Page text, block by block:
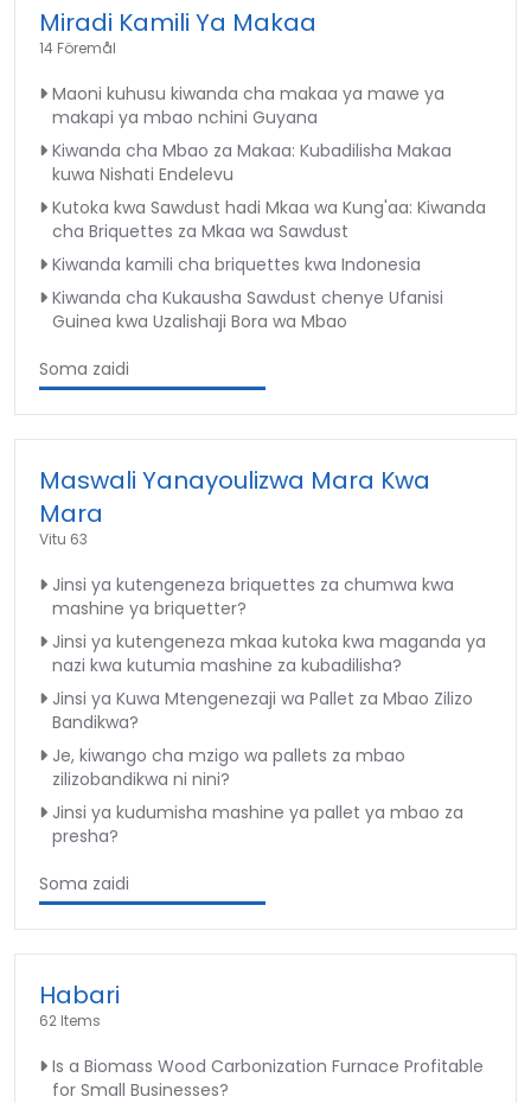
Miradi Kamili Ya Makaa
14 Föremål
Maoni kuhusu kiwanda cha makaa ya mawe ya
makapi ya mbao nchini Guyana
Kiwanda cha Mbao za Makaa: Kubadilisha Makaa
kuwa Nishati Endelevu
Kutoka kwa Sawdust hadi Mkaa wa Kung'aa: Kiwanda
cha Briquettes za Mkaa wa Sawdust
Kiwanda kamili cha briquettes kwa Indonesia
Kiwanda cha Kukausha Sawdust chenye Ufanisi
Guinea kwa Uzalishaji Bora wa Mbao
Soma zaidi
Maswali Yanayoulizwa Mara Kwa
Mara
Vitu 63
Jinsi ya kutengeneza briquettes za chumwa kwa
mashine ya briquetter?
Jinsi ya kutengeneza mkaa kutoka kwa maganda ya
nazi kwa kutumia mashine za kubadilisha?
Jinsi ya Kuwa Mtengenezaji wa Pallet za Mbao Zilizo
Bandikwa?
Je, kiwango cha mzigo wa pallets za mbao
zilizobandikwa ni nini?
Jinsi ya kudumisha mashine ya pallet ya mbao za
presha?
Soma zaidi
Habari
62 Items
Is a Biomass Wood Carbonization Furnace Profitable
for Small Businesses?